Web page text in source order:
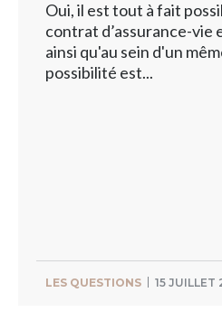
Oui, il est tout à fait
contrat d’assurance-vie
ainsi qu'au sein d'un
possibilité est...
LES QUESTIONS 15 JUILLET